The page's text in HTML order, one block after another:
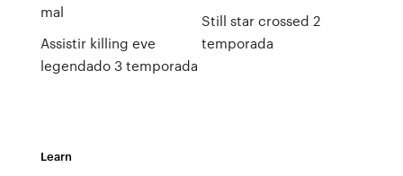
mal
Assistir killing eve
legendado 3 temporada
Still star crossed 2
temporada
Learn